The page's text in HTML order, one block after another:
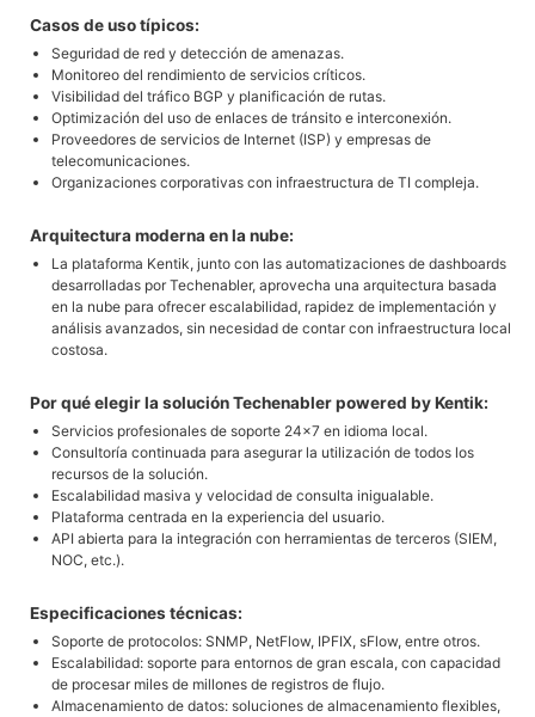
Casos de uso típicos:
Seguridad de red y detección de amenazas.
Monitoreo del rendimiento de servicios críticos.
Visibilidad del tráfico BGP y planificación de rutas.
Optimización del uso de enlaces de tránsito e interconexión.
Proveedores de servicios de Internet (ISP) y empresas de
telecomunicaciones.
Organizaciones corporativas con infraestructura de TI compleja.
Arquitectura moderna en la nube:
La plataforma Kentik, junto con las automatizaciones de dashboards
desarrolladas por Techenabler, aprovecha una arquitectura basada
en la nube para ofrecer escalabilidad, rapidez de implementación y
análisis avanzados, sin necesidad de contar con infraestructura local
costosa.
Por qué elegir la solución Techenabler powered by Kentik:
Servicios profesionales de soporte 24×7 en idioma local.
Consultoría continuada para asegurar la utilización de todos los
recursos de la solución.
Escalabilidad masiva y velocidad de consulta inigualable.
Plataforma centrada en la experiencia del usuario.
API abierta para la integración con herramientas de terceros (SIEM,
NOC, etc.).
Especificaciones técnicas:
Soporte de protocolos: SNMP, NetFlow, IPFIX, sFlow, entre otros.
Escalabilidad: soporte para entornos de gran escala, con capacidad
de procesar miles de millones de registros de flujo.
Almacenamiento de datos: soluciones de almacenamiento flexibles,